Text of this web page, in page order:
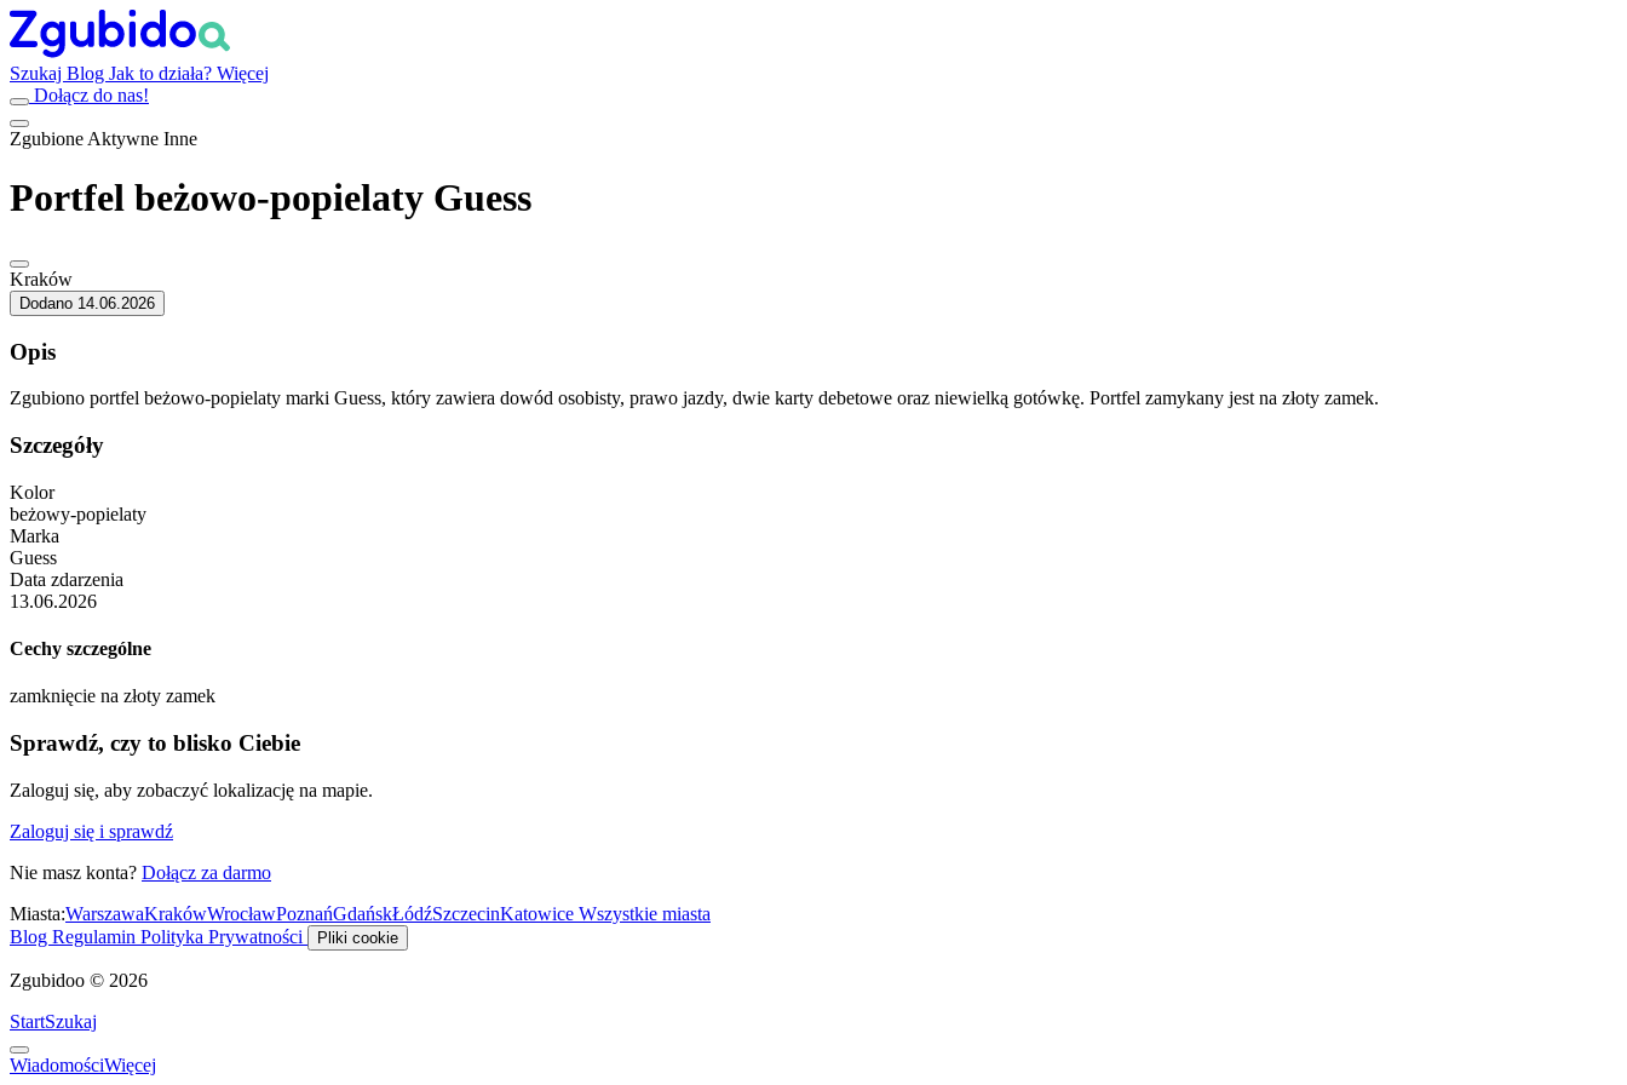
Szukaj Blog Jak to działa? Więcej
Dołącz do nas!
Zgubione Aktywne Inne
Portfel beżowo-popielaty Guess
Kraków
Dodano 14.06.2026
Opis
Zgubiono portfel beżowo-popielaty marki Guess, który zawiera dowód osobisty, prawo jazdy, dwie karty debetowe oraz niewielką gotówkę. Portfel zamykany jest na złoty zamek.
Szczegóły
Kolor
beżowy-popielaty
Marka
Guess
Data zdarzenia
13.06.2026
Cechy szczególne
zamknięcie na złoty zamek
Sprawdź, czy to blisko Ciebie
Zaloguj się, aby zobaczyć lokalizację na mapie.
Zaloguj się i sprawdź
Nie masz konta? Dołącz za darmo
Miasta:WarszawaKrakówWrocławPoznańGdańskŁódźSzczecinKatowice Wszystkie miasta
Blog Regulamin Polityka Prywatności Pliki cookie
Zgubidoo © 2026
StartSzukaj
WiadomościWięcej